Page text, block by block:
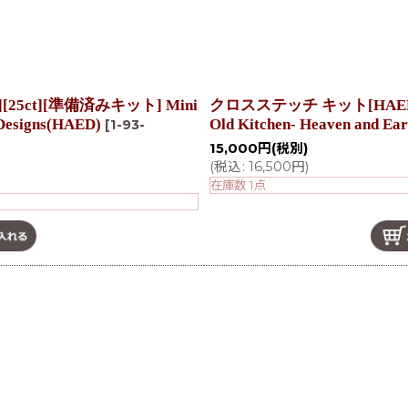
準備済みキット] Mini
[1-93-
クロスステッチ キット
Old Kitchen- Heaven and
15,000 円 (税別)
(税込: 16,500円)
在庫数 1点